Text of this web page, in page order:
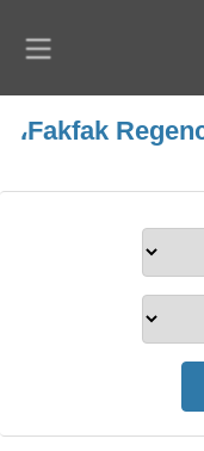
التعارف عبر الإنترنت مجانا Fakfak Regency،